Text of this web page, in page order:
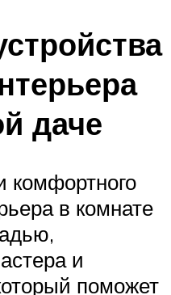
даче
комфортного
в комнате
и
поможет